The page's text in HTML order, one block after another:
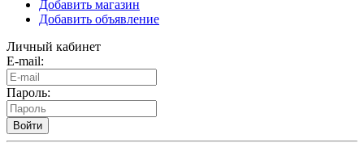
Добавить магазин
Добавить объявление
Личный кабинет
E-mail:
Пароль:
Войти